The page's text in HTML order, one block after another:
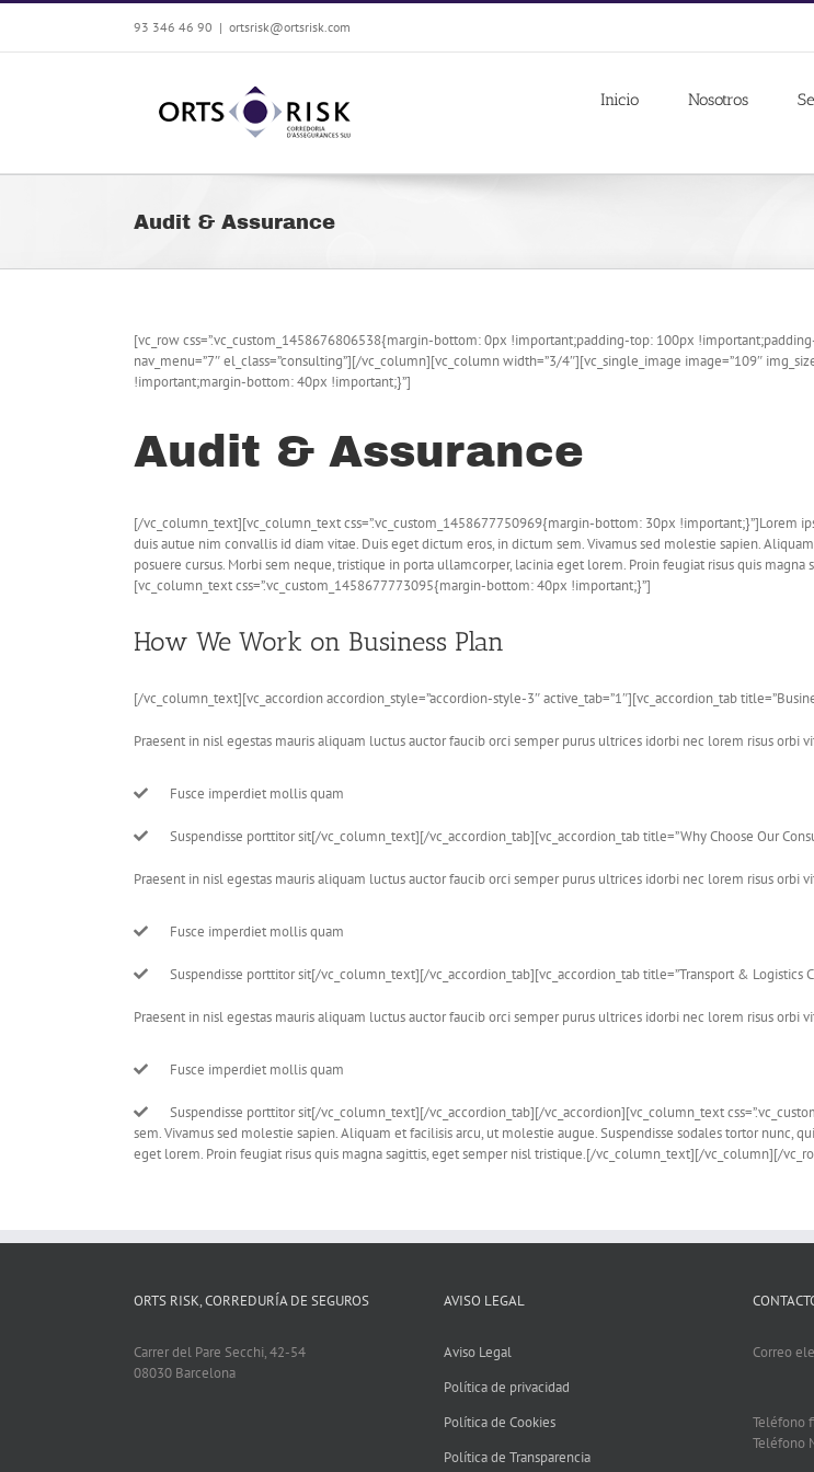
Saltar
contenido
93 346 46 90 | ortsrisk@ortsrisk.com
Inicio Nosotros
Audit & Assurance
[vc_row css=”.vc_custom_1458676806538{margin-bottom: 0px !important;padding-top: 100px
nav_menu=”7″ el_class=”consulting”][/vc_column][vc_column width=”3/4″][vc_single_image image=”109″
!important;margin-bottom: 40px !important;}”]
Audit & Assurance
[/vc_column_text][vc_column_text css=”.vc_custom_1458677750969{margin-bottom: 30px !important;}”]Lorem
duis autue nim convallis id diam vitae. Duis eget dictum eros, in dictum sem. Vivamus sed molestie sapien.
posuere cursus. Morbi sem neque, tristique in porta ullamcorper, lacinia eget lorem. Proin feugiat risus quis
[vc_column_text css=”.vc_custom_1458677773095{margin-bottom: 40px !important;}”]
How We Work on Business Plan
[/vc_column_text][vc_accordion accordion_style=”accordion-style-3″ active_tab=”1″][vc_accordion_tab
Praesent in nisl egestas mauris aliquam luctus auctor faucib orci semper purus ultrices idorbi nec lorem risus orbi
Fusce imperdiet mollis quam
Suspendisse porttitor sit[/vc_column_text][/vc_accordion_tab][vc_accordion_tab title=”Why Choose Our
Praesent in nisl egestas mauris aliquam luctus auctor faucib orci semper purus ultrices idorbi nec lorem risus orbi
Fusce imperdiet mollis quam
Suspendisse porttitor sit[/vc_column_text][/vc_accordion_tab][vc_accordion_tab title=”Transport & Logistics
Praesent in nisl egestas mauris aliquam luctus auctor faucib orci semper purus ultrices idorbi nec lorem risus orbi
Fusce imperdiet mollis quam
Suspendisse porttitor sit[/vc_column_text][/vc_accordion_tab][/vc_accordion][vc_column_text
sem. Vivamus sed molestie sapien. Aliquam et facilisis arcu, ut molestie augue. Suspendisse sodales tortor nunc,
eget lorem. Proin feugiat risus quis magna sagittis, eget semper nisl tristique.[/vc_column_text][/vc_column][/
ORTS RISK, CORREDURÍA DE SEGUROS
Carrer del Pare Secchi, 42-54
08030 Barcelona
AVISO LEGAL
Aviso Legal
Política de privacidad
Política de Cookies
Política de Transparencia
Correo
Teléfono
Teléfono